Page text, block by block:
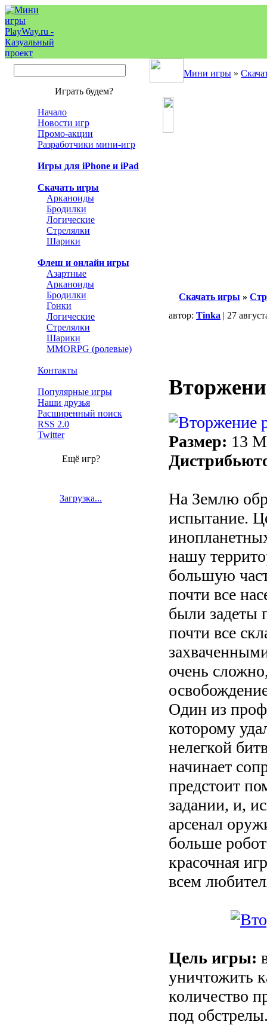
Мини игры »
Играть будем?
Начало
Новости игр
Промо-акции
Разработчики мини-игр
Игры для iPhone и iPad
Скачать игры
Арканоиды
Бродилки
Логические
Стрелялки
Шарики
Флеш и онлайн игры
Азартные
Арканоиды
Бродилки
Гонки
Логические
Стрелялки
Шарики
MMORPG (ролевые)
Контакты
Популярные игры
Наши друзья
Расширенный поиск
RSS 2.0
Twitter
Ещё игр?
Загрузка...
Скачать игры »
автор: Tinka | 27
Размер: 13
На Землю
испытание.
нашу
большую
почти все
были задеты
почти все
очень
Один из
которому
нелегкой
начинает
предстоит
задании, и,
арсенал
больше
красочная
всем
Цель игры:
уничтожить
количество
под